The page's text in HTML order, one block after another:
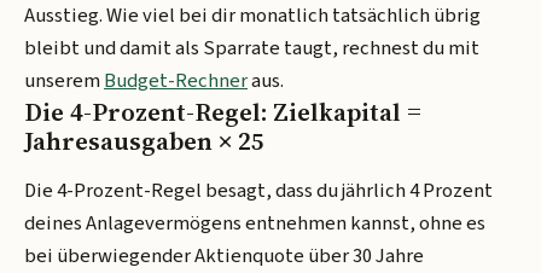
Ausstieg. Wie viel bei dir monatlich tatsächlich übrig
bleibt und damit als Sparrate taugt, rechnest du mit
unseremBudget-Rechneraus.
Die 4-Prozent-Regel: Zielkapital =
Jahresausgaben × 25
Die 4-Prozent-Regel besagt, dass du jährlich 4 Prozent
deines Anlagevermögens entnehmen kannst, ohne es
bei überwiegender Aktienquote über 30 Jahre